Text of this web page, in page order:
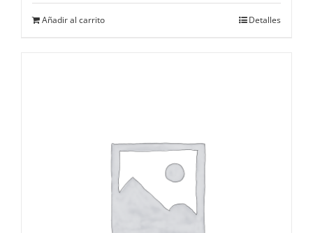
Añadir al carrito Detalles